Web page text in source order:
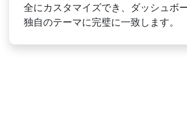
全にカスタマイズでき、ダッシュボ
独自のテーマに完璧に一致します。